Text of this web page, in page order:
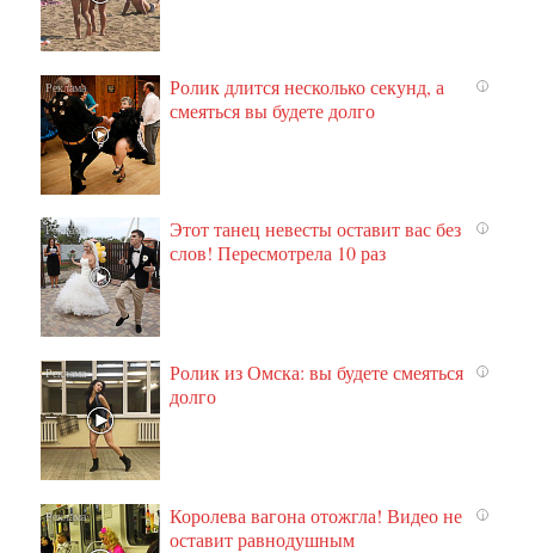
i
Ролик длится несколько секунд, а
смеяться вы будете долго
i
Этот танец невесты оставит вас без
слов! Пересмотрела 10 раз
i
Ролик из Омска: вы будете смеяться
долго
i
Королева вагона отожгла! Видео не
оставит равнодушным